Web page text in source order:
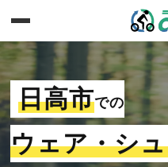
日高市での
ウェア・シ